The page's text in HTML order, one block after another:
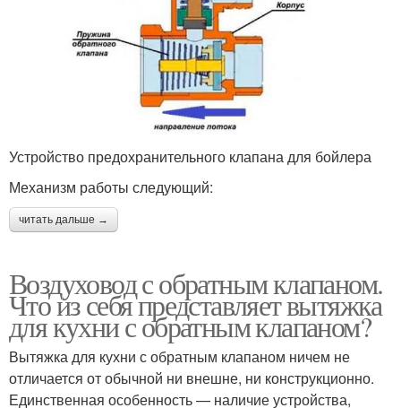
Устройство предохранительного клапана для бойлера
Механизм работы следующий:
читать дальше →
Воздуховод с обратным клапаном.
Что из себя представляет вытяжка
для кухни с обратным клапаном?
Вытяжка для кухни с обратным клапаном ничем не
отличается от обычной ни внешне, ни конструкционно.
Единственная особенность — наличие устройства,